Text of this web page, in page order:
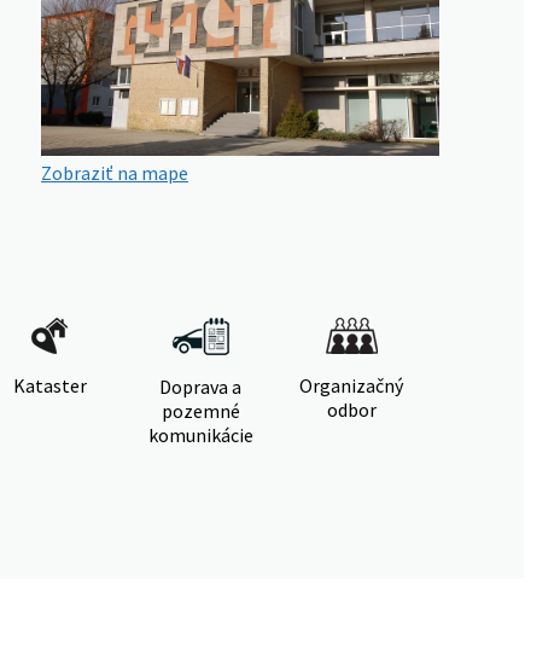
Zobraziť na mape
Kataster
Doprava a
pozemné
komunikácie
Organizačný
odbor